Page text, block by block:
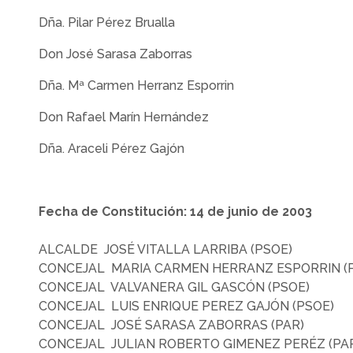
Dña. Pilar Pérez Brualla
Don José Sarasa Zaborras
Dña. Mª Carmen Herranz Esporrin
Don Rafael Marín Hernández
Dña. Araceli Pérez Gajón
Fecha de Constitución: 14 de junio de 2003
ALCALDE JOSÉ VITALLA LARRIBA (PSOE)
CONCEJAL MARIA CARMEN HERRANZ ESPORRIN
CONCEJAL VALVANERA GIL GASCÓN (PSOE)
CONCEJAL LUIS ENRIQUE PEREZ GAJÓN (PSOE)
CONCEJAL JOSÉ SARASA ZABORRAS (PAR)
CONCEJAL JULIAN ROBERTO GIMENEZ PERÉZ